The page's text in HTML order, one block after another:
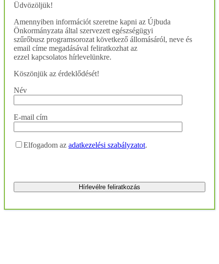
Üdvözöljük!
Amennyiben információt szeretne kapni az Újbuda
Önkormányzata által szervezett egészségügyi
szűrőbusz programsorozat következő állomásáról, neve és
email címe megadásával feliratkozhat az
ezzel kapcsolatos hírlevelünkre.
Köszönjük az érdeklődését!
Név
E-mail cím
Elfogadom az adatkezelési szabályzatot.